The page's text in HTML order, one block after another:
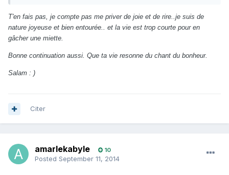
T'en fais pas, je compte pas me priver de joie et de rire..je suis de
nature joyeuse et bien entourée.. et la vie est trop courte pour en
gâcher une miette.
Bonne continuation aussi. Que ta vie resonne du chant du bonheur.
Salam : )
Citer
amarlekabyle 10
Posted September 11, 2014